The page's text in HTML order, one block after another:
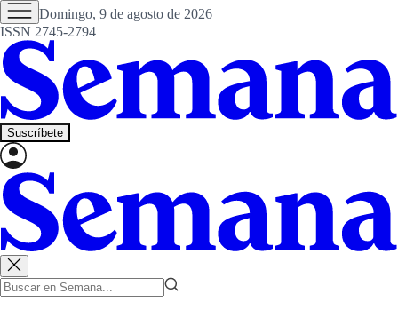
Domingo, 9 de agosto de 2026
ISSN 2745-2794
Suscríbete